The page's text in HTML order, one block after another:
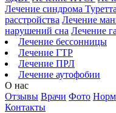
Лечение синдрома Туретта
расстройства Лечение
нарушений сна Лечение
Лечение бессонницы
Лечение ГТР
Лечение ПРЛ
Лечение аутофобии
О нас
Отзывы Врачи Фото
Контакты